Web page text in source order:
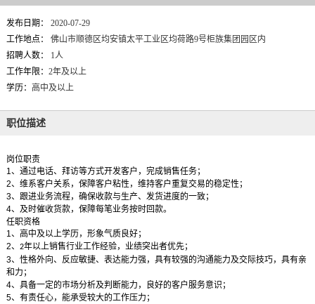
发布日期：
2020-07-29
工作地点：
佛山市顺德区均安镇太平工业区均荷路9号柜族集团园区内
招聘人数：
1人
工作年限： 2年及以上
学历： 高中及以上
职位描述
岗位职责
1、通过电话、拜访等方式开发客户，完成销售任务；
2、维系客户关系，保障客户粘性，维持客户重复交易的稳定性；
3、跟进业务流程，确保收款与生产、发货进度的一致；
4、及时催收货款，保障每笔业务按时回款。
任职资格
1、高中及以上学历，形象气质良好；
2、 2年以上销售行业工作经验，业绩突出者优先；
3、性格外向、反应敏捷、表达能力强，具有较强的沟通能力及交际技巧，具有亲
和力；
4、具备一定的市场分析及判断能力，良好的客户服务意识；
5、有责任心，能承受较大的工作压力；